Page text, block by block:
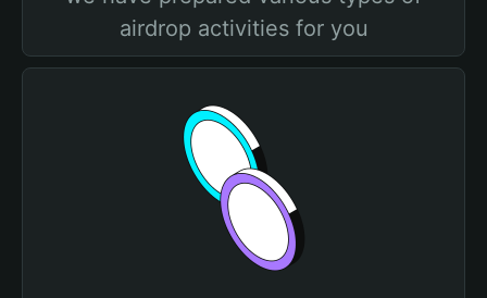
airdrop activities for you